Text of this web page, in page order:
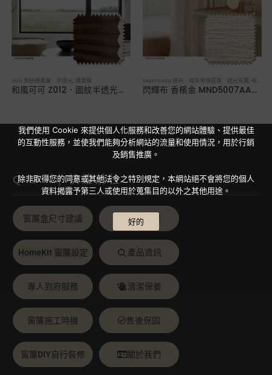
Vali 無紡蜂巢簾 半透光 蜂巢簾
和風可可 Z012．圖紋半透光蜂巢簾
Mannada 遇光．韓系風格窗簾 遮光布簾 布簾／紗簾／窗簾布
閃輝布 香檳金 MND5007AA．韓系軟裝遮光布簾
Q & A | 快速前往
窗簾盒尺寸建議 選購流程
HomeKit 窗簾設定 產品資訊
專人到府服務 清潔保養
窗簾施工時機 售後保固
窗簾DIY自行裝修 關於我們
我們使用 Cookie 來提供個人化服務和改善您的網站體驗、提供最佳
的互動性服務，並使我們能夠分析網站的流量和使用情況，用於行銷
及銷售推廣。
除非取得您的同意或其他法令之特別規定，本網站絕不會將您的個人
資料揭露予第三人或使用於蒐集目的以外之其他用途。
好的